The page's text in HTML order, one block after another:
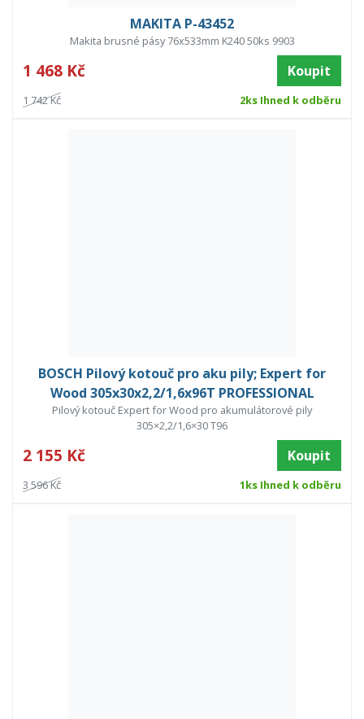
MAKITA P-43452
Makita brusné pásy 76x533mm K240 50ks 9903
1 468 Kč Koupit
1 742 Kč 2ks Ihned k odběru
BOSCH Pilový kotouč pro aku pily; Expert for
Wood 305x30x2,2/1,6x96T PROFESSIONAL
Pilový kotouč Expert for Wood pro akumulátorové pily
305×2,2/1,6×30 T96
2 155 Kč Koupit
3 596 Kč 1ks Ihned k odběru